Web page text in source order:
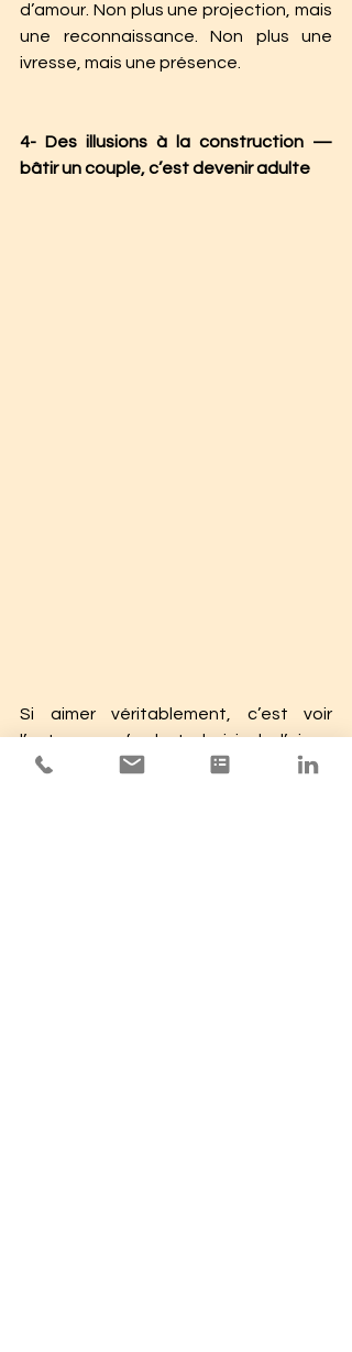
d’amour. Non plus une projection, mais
une reconnaissance. Non plus une
ivresse, mais une présence.
4- Des illusions à la construction —
bâtir un couple, c’est devenir adulte
Si aimer véritablement, c’est voir
l’autre sans fard et choisir de l’aimer
quand même, alors c’est aussi un acte